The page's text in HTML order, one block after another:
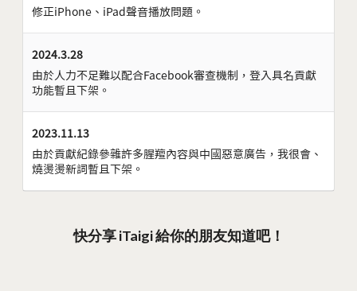
修正iPhone、iPad聲音播放問題。
2024.3.28
由於人力不足難以配合Facebook審查機制，登入具名貢獻
功能暫且下架。
2023.11.13
由於貢獻紀錄參雜許多腥羶內容與中國惡意廣告，我很會、
燒燙燙新詞暫且下架。
快分享 iTaigi 給你的朋友知道吧！